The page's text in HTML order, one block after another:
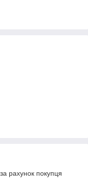
рахунок покупця